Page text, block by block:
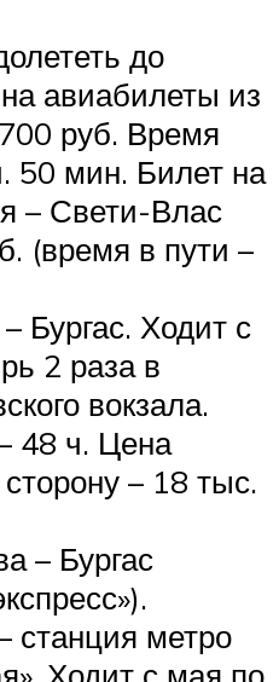
до
авиабилеты из
руб. Время
50 мин. Билет на
– Свети-Влас
(время в пути –
Бургас. Ходит с
2 раза в
вокзала.
48 ч. Цена
– 18 тыс.
– Бургас
станция метро